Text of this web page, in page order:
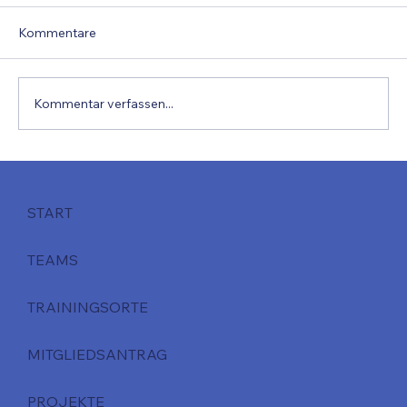
Kommentare
Kommentar verfassen...
START
TEAMS
TRAININGSORTE
MITGLIEDSANTRAG
PROJEKTE